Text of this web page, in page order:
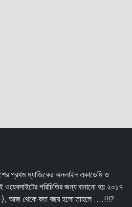
প্রথম ম্যাজিকের অনলাইন একাডেমি ও
পরিচিতির জন্য বানানো হয় ২০১৭
আজ থেকে কত বছর হলো তাহলে ....!!!?